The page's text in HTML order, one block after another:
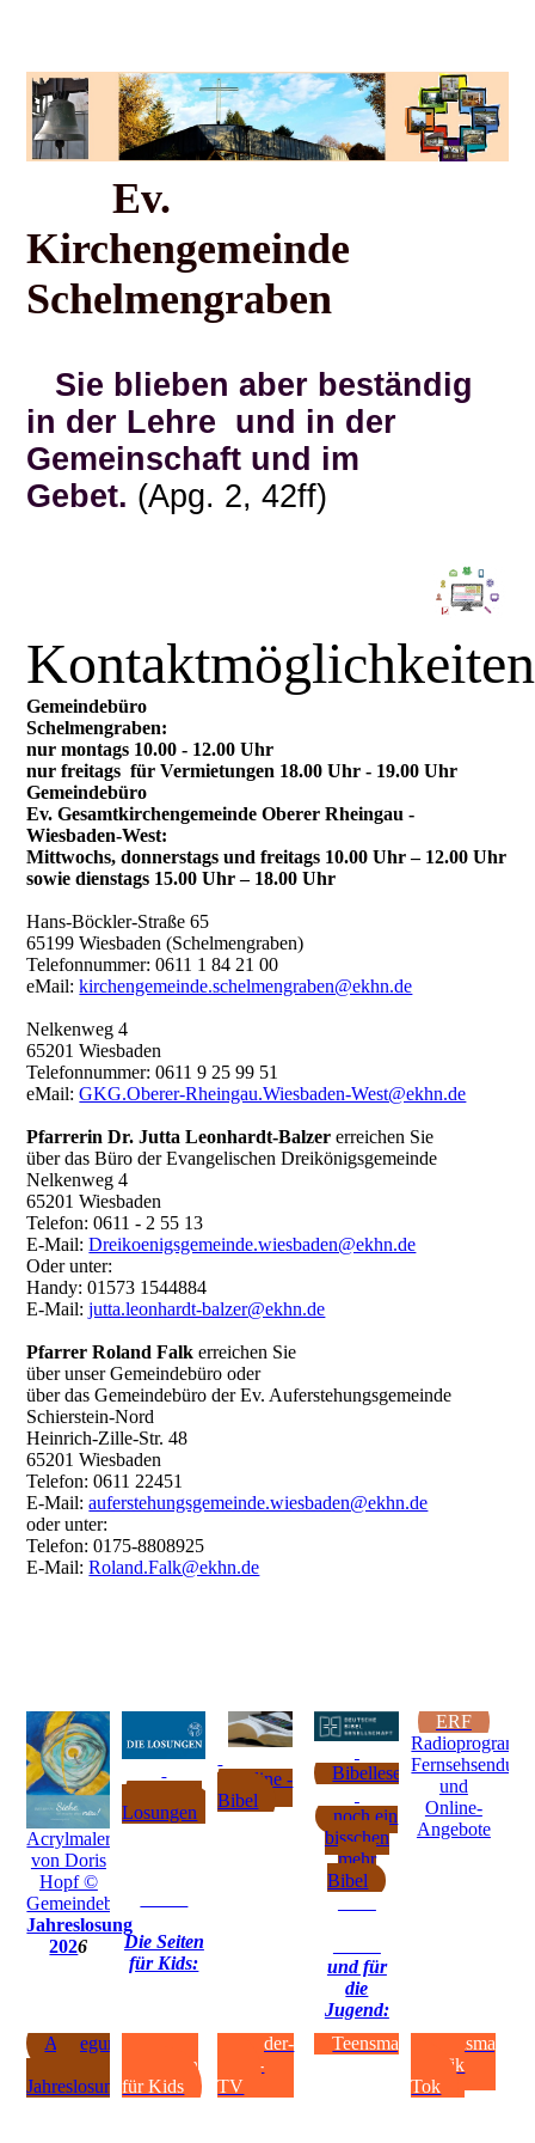
Ev.
Kirchengemeinde
Schelmengraben
Sie blieben aber beständig
in der Lehre und in der
Gemeinschaft und im
Gebet. (Apg. 2, 42ff)
Kontaktmöglichkeiten
Gemeindebüro
Schelmengraben:
nur montags 10.00 - 12.00 Uhr
nur freitags für Vermietungen 18.00 Uhr - 19.00 Uhr
Gemeindebüro
Ev. Gesamtkirchengemeinde Oberer Rheingau -
Wiesbaden-West:
Mittwochs, donnerstags und freitags 10.00 Uhr – 12.00 Uhr
sowie dienstags 15.00 Uhr – 18.00 Uhr
Hans-Böckler-Straße 65
65199 Wiesbaden (Schelmengraben)
Telefonnummer: 0611 1 84 21 00
eMail:kirchengemeinde.schelmengraben@ekhn.de
Nelkenweg 4
65201 Wiesbaden
Telefonnummer: 0611 9 25 99 51
eMail:GKG.Oberer-Rheingau.Wiesbaden-West@ekhn.de
Pfarrerin Dr. Jutta Leonhardt-Balzer erreichen Sie
über das Büro der Evangelischen Dreikönigsgemeinde
Nelkenweg 4
65201 Wiesbaden
Telefon: 0611 - 2 55 13
E-Mail:Dreikoenigsgemeinde.wiesbaden@ekhn.de
Oder unter:
Handy: 01573 1544884
E-Mail:jutta.leonhardt-balzer@ekhn.de
Pfarrer Roland Falk erreichen Sie
über unser Gemeindebüro oder
über das Gemeindebüro der Ev. Auferstehungsgemeinde
Schierstein-Nord
Heinrich-Zille-Str. 48
65201 Wiesbaden
Telefon: 0611 22451
E-Mail:auferstehungsgemeinde.wiesbaden@ekhn.de
oder unter:
Telefon: 0175-8808925
E-Mail:Roland.Falk@ekhn.de
Acrylmalerei
von Doris
Hopf ©
Gemeindebriefdruckerei.de
Jahreslosung
2026
tägliche
Losungen
Die Seiten
für Kids:
online -
Bibel
Bibellesepläne
noch ein
bisschen
mehr
Bibel
und für
die
Jugend:
ERF
und
Online-
Angebote
Auslegung
Jahreslosung
entdecken
für Kids
Kinder-
Bibel-
TV
Teensmag
Teensmag
auf Tik
Tok